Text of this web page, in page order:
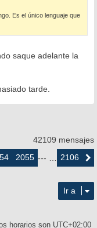
Es el único lenguaje que
saque adelante la
tarde.
42109 mensajes
2055 --- … 2106
Ir a
horarios son UTC+02:00